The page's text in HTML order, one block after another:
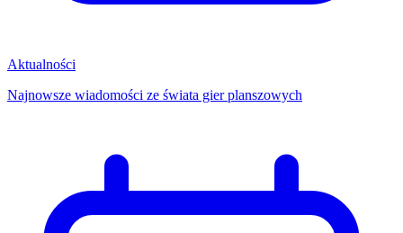
Aktualności
Najnowsze wiadomości ze świata gier planszowych